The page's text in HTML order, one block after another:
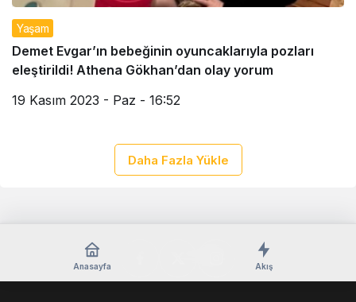
Yaşam
Demet Evgar’ın bebeğinin oyuncaklarıyla pozları
eleştirildi! Athena Gökhan’dan olay yorum
19 Kasım 2023 - Paz - 16:52
Daha Fazla Yükle
Anasayfa Akış